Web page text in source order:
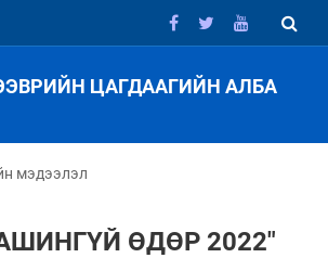
ЦАГДААГИЙН АЛБА
мэдээлэл
ӨДӨР 2022"